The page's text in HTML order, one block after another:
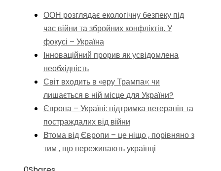
ООН розглядає екологічну безпеку під
час війни та збройних конфліктів. У
фокусі – Україна
Інноваційний прорив як усвідомлена
необхідність
Світ входить в «еру Трампа»: чи
лишається в ній місце для України?
Європа – Україні: підтримка ветеранів та
постраждалих від війни
Втома від Європи – це ніщо , порівняно з
тим , що переживають українці